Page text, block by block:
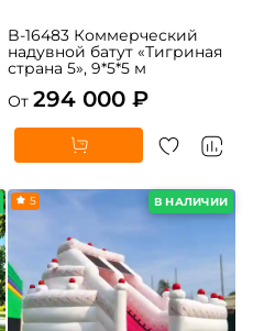
B-16483 Коммерческий
надувной батут «Тигриная
страна 5», 9*5*5 м
От 294 000 ₽